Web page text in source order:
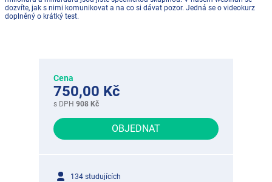
dozvíte, jak s nimi komunikovat a na co si dávat pozor. Jedná se o videokurz
doplněný o krátký test.
Cena
750,00 Kč
s DPH 908 Kč
OBJEDNAT
134 studujících